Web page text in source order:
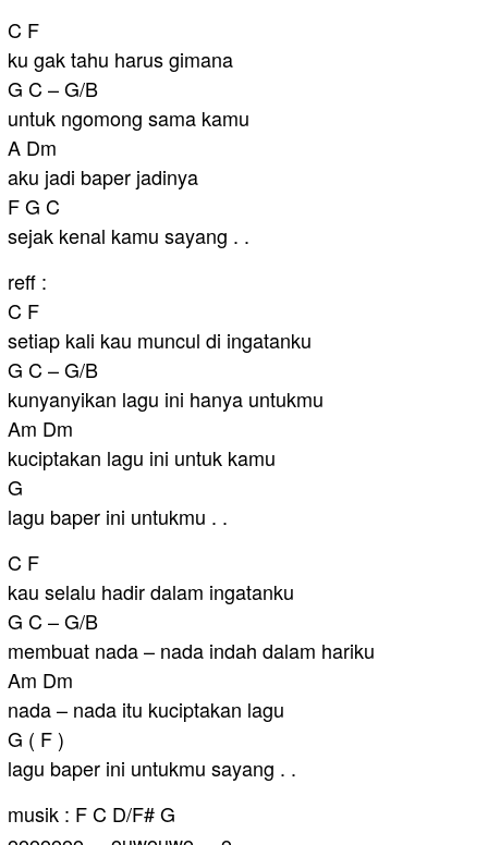
C F
ku gak tahu harus gimana
G C – G/B
untuk ngomong sama kamu
A Dm
aku jadi baper jadinya
F G C
sejak kenal kamu sayang . .
reff :
C F
setiap kali kau muncul di ingatanku
G C – G/B
kunyanyikan lagu ini hanya untukmu
Am Dm
kuciptakan lagu ini untuk kamu
G
lagu baper ini untukmu . .
C F
kau selalu hadir dalam ingatanku
G C – G/B
membuat nada – nada indah dalam hariku
Am Dm
nada – nada itu kuciptakan lagu
G ( F )
lagu baper ini untukmu sayang . .
musik : F C D/F# G